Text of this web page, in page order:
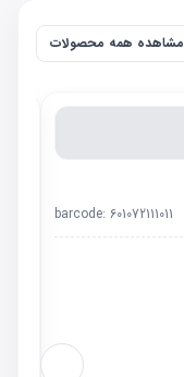
مشاهده همه محصولات
barcode: 601072111011